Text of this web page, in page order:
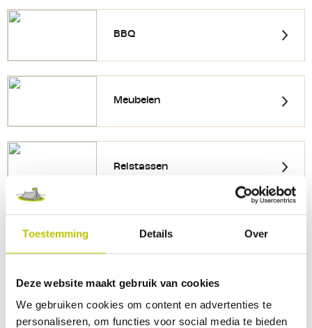
Toestemming Details Over
Deze website maakt gebruik van cookies
We gebruiken cookies om content en advertenties te
personaliseren, om functies voor social media te bieden
BBQ
Meubelen
Reistassen
Koken en Servies
Slaapmatten